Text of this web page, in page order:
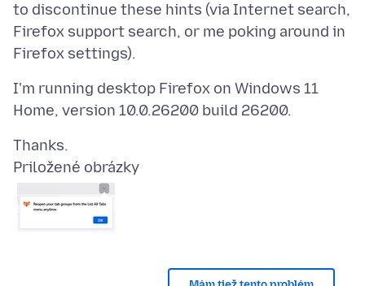
to discontinue these hints (via Internet search,
Firefox support search, or me poking around in
I'm running desktop Firefox on Windows 11
Priložené obrázky